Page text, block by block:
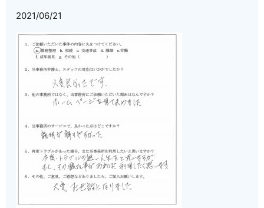
2021/06/21